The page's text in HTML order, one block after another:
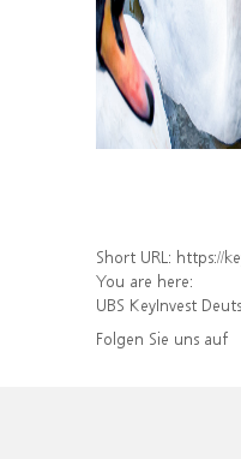
Short URL: https://keyinvest-
You are here:
UBS KeyInvest
Folgen Sie uns auf